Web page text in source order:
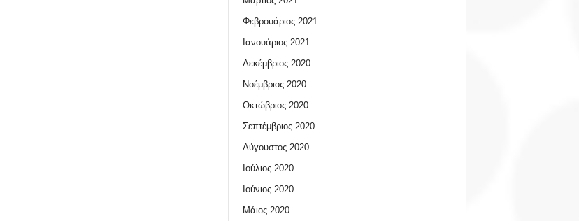
Φεβρουάριος 2021
Ιανουάριος 2021
Δεκέμβριος 2020
Νοέμβριος 2020
Οκτώβριος 2020
Σεπτέμβριος 2020
Αύγουστος 2020
Ιούλιος 2020
Ιούνιος 2020
Μάιος 2020